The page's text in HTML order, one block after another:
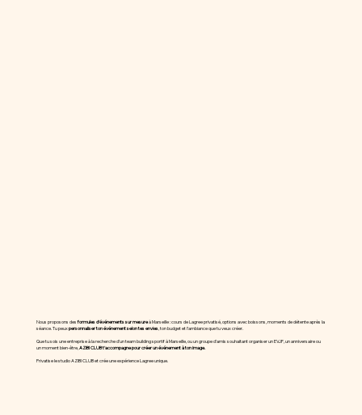
Nous proposons des formules d’événements sur mesureà Marseille : cours de Lagree privatisé, options avec boissons, moments de détente après la
séance. Tu peuxpersonnaliser ton événement selon tes envies, ton budget et l’ambiance que tu veux créer.
Que tu sois une entreprise à la recherche d’un team building sportif à Marseille, ou un groupe d’amis souhaitant organiser un EVJF, un anniversaire ou
un moment bien-être,AZIBI CLUB t’accompagne pour créer un événement à ton image.
Privatise le studio AZIBI CLUB et crée une expérience Lagree unique.